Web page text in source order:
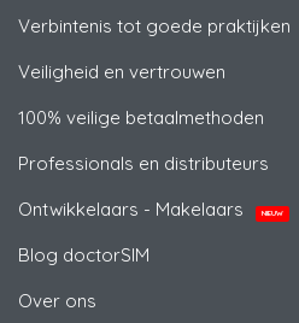
Verbintenis tot goede praktijken
Veiligheid en vertrouwen
100% veilige betaalmethoden
Professionals en distributeurs
Ontwikkelaars - Makelaars
NIEUW
Blog doctorSIM
Over ons